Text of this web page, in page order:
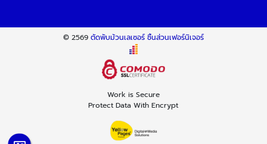
© 2569 ตัดพับม้วนเลเซอร์ ชิ้นส่วนเฟอร์นิเจอร์
Work is Secure
Protect Data With Encrypt